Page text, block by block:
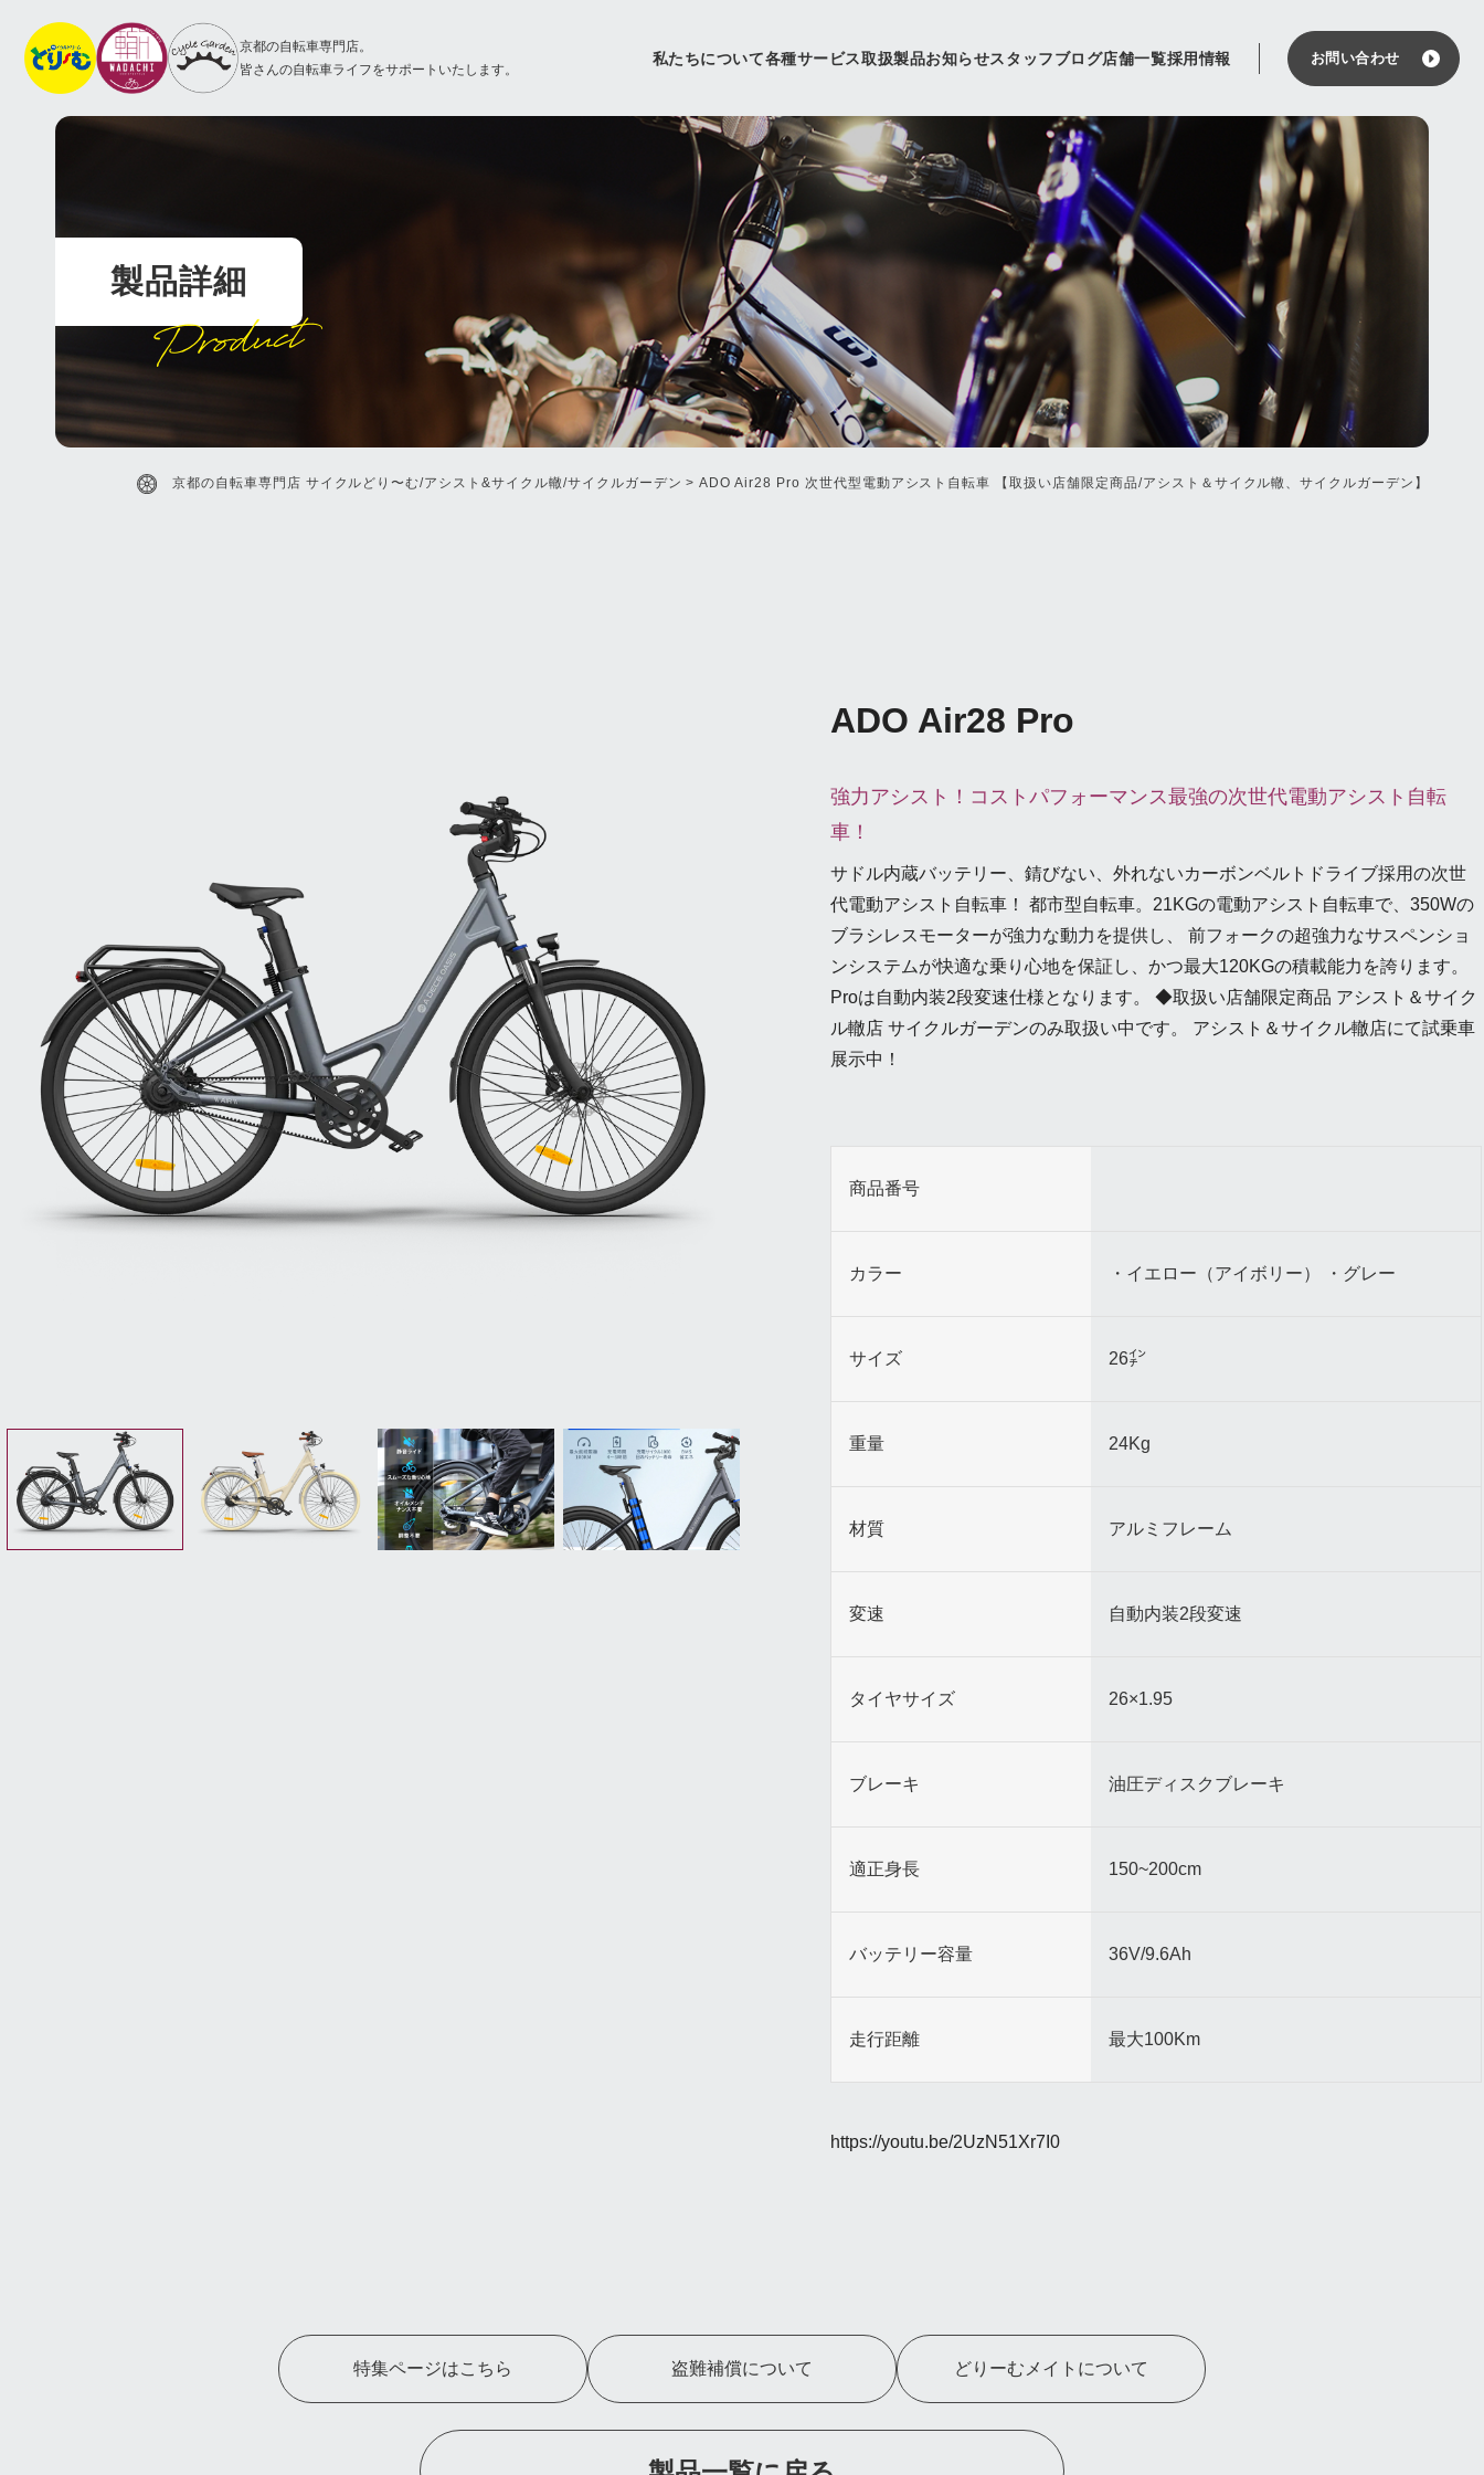
京都の自転車専門店。
皆さんの自転車ライフをサポートいたします。
私たちについて各種サービス取扱製品お知らせスタッフブログ店舗一覧採用情報 お問い合わせ
製品詳細
Product
京都の自転車専門店 サイクルどり〜む/アシスト&サイクル轍/サイクルガーデン >ADO Air28 Pro 次世代型電動アシスト自転車 【取扱い店舗限定商品/アシスト＆サイクル轍、サイクルガーデン】
ADO Air28 Pro
強力アシスト！コストパフォーマンス最強の次世代電動アシスト自転
車！
サドル内蔵バッテリー、錆びない、外れないカーボンベルトドライブ採用の次世
代電動アシスト自転車！ 都市型自転車。21KGの電動アシスト自転車で、350Wの
ブラシレスモーターが強力な動力を提供し、 前フォークの超強力なサスペンショ
ンシステムが快適な乗り心地を保証し、かつ最大120KGの積載能力を誇ります。
Proは自動内装2段変速仕様となります。 ◆取扱い店舗限定商品 アシスト＆サイク
ル轍店 サイクルガーデンのみ取扱い中です。 アシスト＆サイクル轍店にて試乗車
展示中！
商品番号
カラー ・イエロー（アイボリー） ・グレー
サイズ 26㌅
重量 24Kg
材質 アルミフレーム
変速 自動内装2段変速
タイヤサイズ 26×1.95
ブレーキ 油圧ディスクブレーキ
適正身長 150~200cm
バッテリー容量 36V/9.6Ah
走行距離 最大100Km
https://youtu.be/2UzN51Xr7I0
特集ページはこちら 盗難補償について どりーむメイトについて